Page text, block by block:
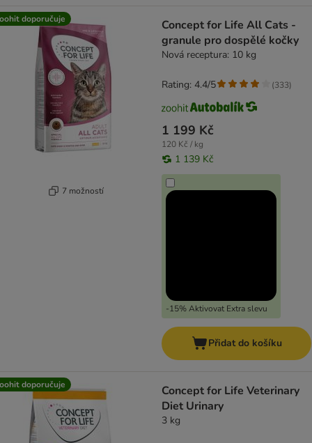
doporučuje
7 možností
Concept for Life All Cats -
granule pro dospělé kočky
Nová receptura: 10 kg
1 199 Kč
120 Kč / kg
1 139 Kč
-15% Aktivovat Extra slevu
Rating: 4.4/5 (333)
Přidat do košíku
doporučuje
Concept for Life Veterinary
Diet Urinary
3 kg